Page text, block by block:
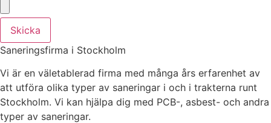
Skicka
Saneringsfirma i Stockholm
Vi är en väletablerad firma med många års erfarenhet av
att utföra olika typer av saneringar i och i trakterna runt
Stockholm. Vi kan hjälpa dig med PCB-, asbest- och andra
typer av saneringar.